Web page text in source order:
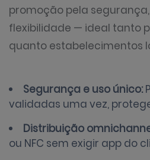
promoção pela
flexibilidade — ideal tanto
quanto estabelecimentos
Segurança e uso único:
validadas uma vez,
Distribuição
ou NFC sem exigir app do